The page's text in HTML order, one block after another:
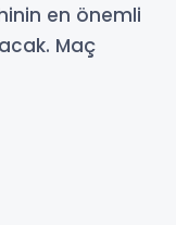
en önemli
Maç